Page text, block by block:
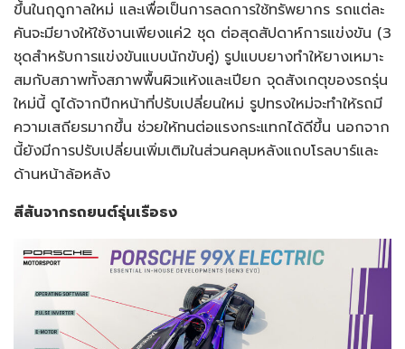
ขึ้นในฤดูกาลใหม่ และเพื่อเป็นการลดการใช้ทรัพยากร รถแต่ละ
คันจะมียางให้ใช้งานเพียงแค่2 ชุด ต่อสุดสัปดาห์การแข่งขัน (3
ชุดสำหรับการแข่งขันแบบนักขับคู่) รูปแบบยางทำให้ยางเหมาะ
สมกับสภาพทั้งสภาพพื้นผิวแห้งและเปียก จุดสังเกตุของรถรุ่น
ใหม่นี้ ดูได้จากปีกหน้าที่ปรับเปลี่ยนใหม่ รูปทรงใหม่จะทำให้รถมี
ความเสถียรมากขึ้น ช่วยให้ทนต่อแรงกระแทกได้ดีขึ้น นอกจาก
นี้ยังมีการปรับเปลี่ยนเพิ่มเติมในส่วนคลุมหลังแถบโรลบาร์และ
ด้านหน้าล้อหลัง
สีสันจากรถยนต์รุ่นเรือธง